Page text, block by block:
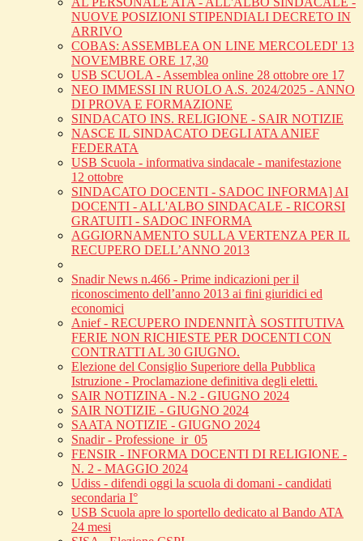
NUOVE POSIZIONI STIPENDIALI DECRETO IN
ARRIVO
COBAS: ASSEMBLEA ON LINE MERCOLEDI' 13
NOVEMBRE ORE 17,30
USB SCUOLA - Assemblea online 28 ottobre ore 17
NEO IMMESSI IN RUOLO A.S. 2024/2025 - ANNO
DI PROVA E FORMAZIONE
SINDACATO INS. RELIGIONE - SAIR NOTIZIE
NASCE IL SINDACATO DEGLI ATA ANIEF
FEDERATA
USB Scuola - informativa sindacale - manifestazione
12 ottobre
SINDACATO DOCENTI - SADOC INFORMA] AI
DOCENTI - ALL'ALBO SINDACALE - RICORSI
GRATUITI - SADOC INFORMA
AGGIORNAMENTO SULLA VERTENZA PER IL
RECUPERO DELL’ANNO 2013
Snadir News n.466 - Prime indicazioni per il
riconoscimento dell’anno 2013 ai fini giuridici ed
economici
Anief - RECUPERO INDENNITÀ SOSTITUTIVA
FERIE NON RICHIESTE PER DOCENTI CON
CONTRATTI AL 30 GIUGNO.
Elezione del Consiglio Superiore della Pubblica
Istruzione - Proclamazione definitiva degli eletti.
SAIR NOTIZINA - N.2 - GIUGNO 2024
SAIR NOTIZIE - GIUGNO 2024
SAATA NOTIZIE - GIUGNO 2024
Snadir - Professione_ir_05
FENSIR - INFORMA DOCENTI DI RELIGIONE -
N. 2 - MAGGIO 2024
Udiss - difendi oggi la scuola di domani - candidati
secondaria I°
USB Scuola apre lo sportello dedicato al Bando ATA
24 mesi